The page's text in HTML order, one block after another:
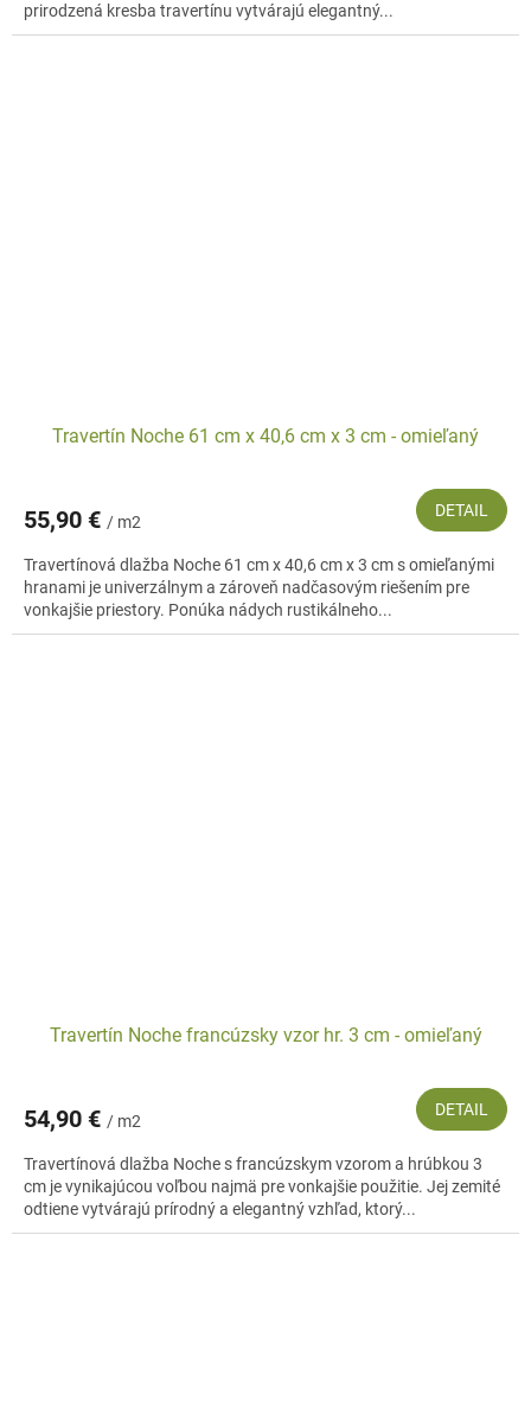
prirodzená kresba travertínu vytvárajú elegantný...
Travertín Noche 61 cm x 40,6 cm x 3 cm - omieľaný
55,90 € / m2
DETAIL
Travertínová dlažba Noche 61 cm x 40,6 cm x 3 cm s omieľanými
hranami je univerzálnym a zároveň nadčasovým riešením pre
vonkajšie priestory. Ponúka nádych rustikálneho...
Travertín Noche francúzsky vzor hr. 3 cm - omieľaný
54,90 € / m2
DETAIL
Travertínová dlažba Noche s francúzskym vzorom a hrúbkou 3
cm je vynikajúcou voľbou najmä pre vonkajšie použitie. Jej zemité
odtiene vytvárajú prírodný a elegantný vzhľad, ktorý...